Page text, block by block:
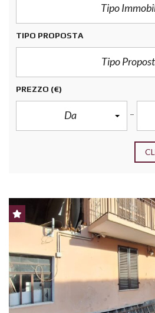
Tipo
TIPO PROPOSTA
Tipo
PREZZO (€)
Da